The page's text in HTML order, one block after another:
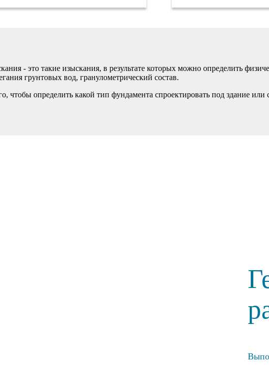
- это такие изыскания, в результате которых можно определить
грунтовых вод, гранулометрический состав.
чтобы определить какой тип фундамента спроектировать под здание или